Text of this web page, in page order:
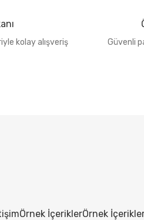
kolay alışveriş Güvenli
Örnek İçeriklerÖrnek